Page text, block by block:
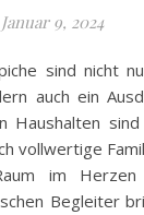
Januar 9, 2024
auch ein
Haushalten
vollwertige
im Herzen
Begleiter